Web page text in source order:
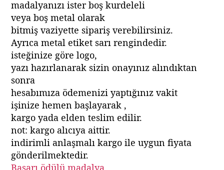
madalyanızı ister boş kurdeleli
veya boş metal olarak
bitmiş vaziyette sipariş verebilirsiniz.
Ayrıca metal etiket sarı rengindedir.
isteğinize göre logo,
yazı hazırlanarak sizin onayınız alındıktan
sonra
hesabımıza ödemenizi yaptığınız vakit
işinize hemen başlayarak ,
kargo yada elden teslim edilir.
not: kargo alıcıya aittir.
indirimli anlaşmalı kargo ile uygun fiyata
gönderilmektedir.